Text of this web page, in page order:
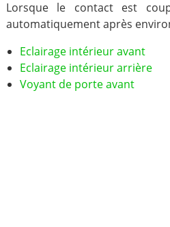
Lorsque le contact est
automatiquement après
Eclairage intérieur avant
Eclairage intérieur arrière
Voyant de porte avant